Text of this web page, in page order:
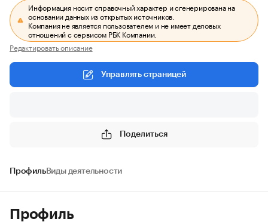
Информация носит справочный характер и сгенерирована на
основании данных из открытых источников.
Компания не является пользователем и не имеет деловых
отношений с сервисом РБК Компании.
Редактировать описание
Управлять страницей
Поделиться
ПрофильВиды деятельности
Профиль